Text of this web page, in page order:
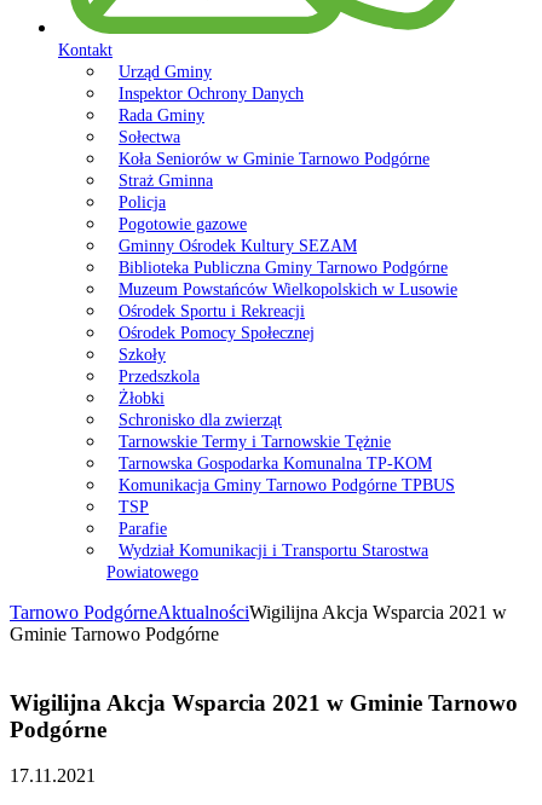
Kontakt
Urząd Gminy
Inspektor Ochrony Danych
Rada Gminy
Sołectwa
Koła Seniorów w Gminie Tarnowo Podgórne
Straż Gminna
Policja
Pogotowie gazowe
Gminny Ośrodek Kultury SEZAM
Biblioteka Publiczna Gminy Tarnowo Podgórne
Muzeum Powstańców Wielkopolskich w Lusowie
Ośrodek Sportu i Rekreacji
Ośrodek Pomocy Społecznej
Szkoły
Przedszkola
Żłobki
Schronisko dla zwierząt
Tarnowskie Termy i Tarnowskie Tężnie
Tarnowska Gospodarka Komunalna TP-KOM
Komunikacja Gminy Tarnowo Podgórne TPBUS
TSP
Parafie
Wydział Komunikacji i Transportu Starostwa
Powiatowego
Tarnowo PodgórneAktualnościWigilijna Akcja Wsparcia 2021 w
Gminie Tarnowo Podgórne
Wigilijna Akcja Wsparcia 2021 w Gminie Tarnowo
Podgórne
17.11.2021